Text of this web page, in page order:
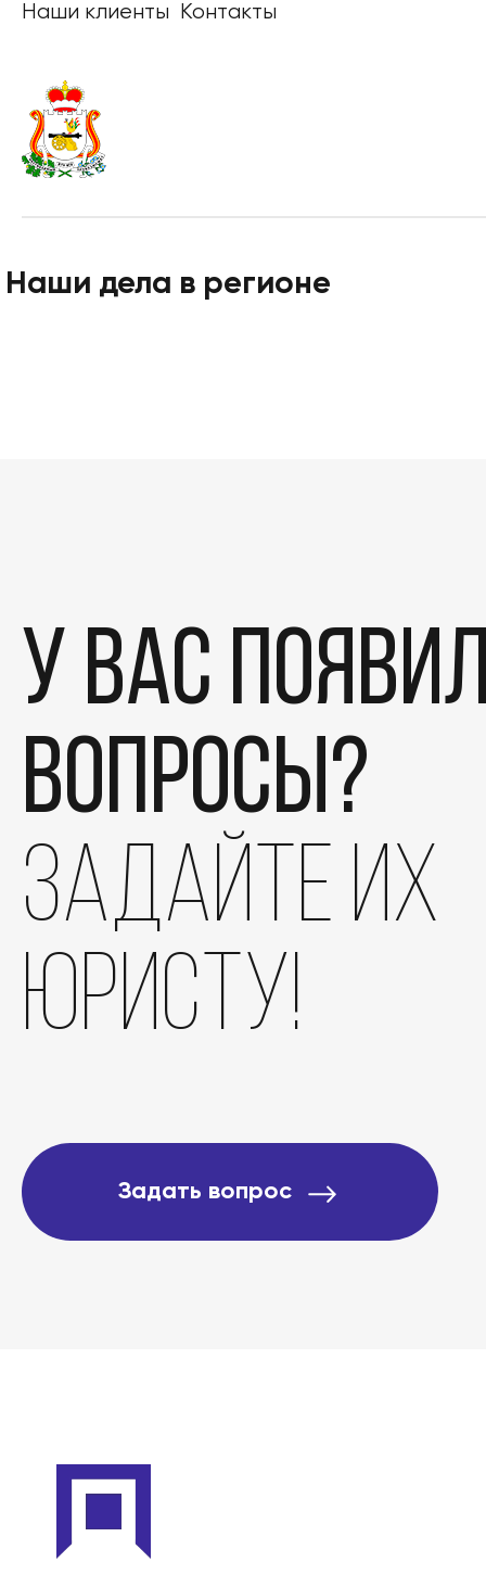
Наши клиенты Контакты
Наши дела в регионе
У вас
вопросы?
задайте их
юристу!
Задать вопрос